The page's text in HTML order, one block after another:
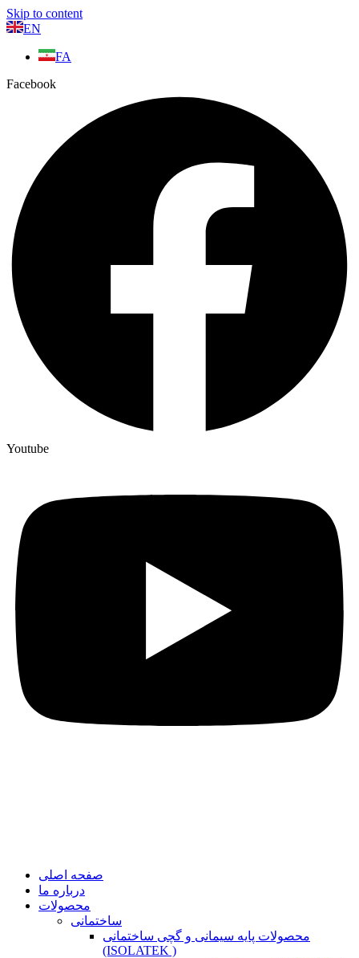
Skip to content
EN
FA
Facebook
Youtube
صفحه اصلی
درباره ما
محصولات
ساختمانی
محصولات پایه سیمانی و گچی ساختمانی
(ISOLATEK )